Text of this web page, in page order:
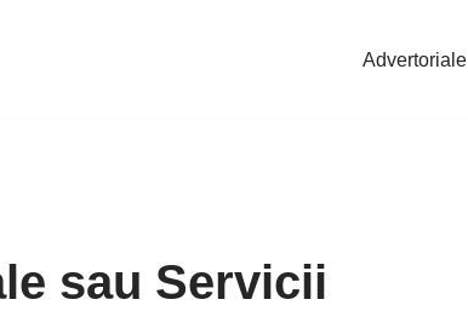
Advertoriale
sau Servicii